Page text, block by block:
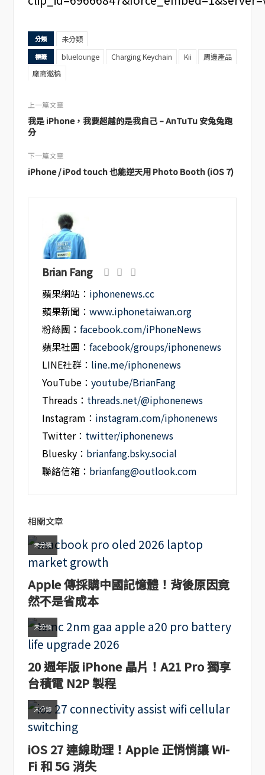
分類 未分類
標籤 bluelounge Charging Keychain Kii
周邊產品
廠商邀稿
上一篇文章
我是 iPhone，我要超越的是我自己 – AnTuTu 安兔兔跑
分
下一篇文章
iPhone / iPod touch 也能逆天用 Photo Booth (iOS 7)
Brian Fang
蘋果網站： iphonenews.cc
蘋果新聞：www.iphonetaiwan.org
粉絲團：facebook.com/iPhoneNews
蘋果社團：facebook/groups/iphonenews
LINE社群： line.me/iphonenews
YouTube：youtube/BrianFang
Threads： threads.net/@iphonenews
Instagram： instagram.com/iphonenews
Twitter： twitter/iphonenews
Bluesky： brianfang.bsky.social
聯絡信箱： brianfang@outlook.com
相關文章
未分類
Apple 傳採購中國記憶體！背後原因竟
然不是省成本
未分類
20 週年版 iPhone 晶片！A21 Pro 獨享
台積電 N2P 製程
未分類
iOS 27 連線助理！Apple 正悄悄讓 Wi-
Fi 和 5G 消失